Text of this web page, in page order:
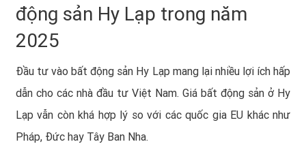
động sản Hy Lạp trong năm
2025
Đầu tư vào bất động sản Hy Lạp mang lại nhiều lợi ích hấp
dẫn cho các nhà đầu tư Việt Nam. Giá bất động sản ở Hy
Lạp vẫn còn khá hợp lý so với các quốc gia EU khác như
Pháp, Đức hay Tây Ban Nha.